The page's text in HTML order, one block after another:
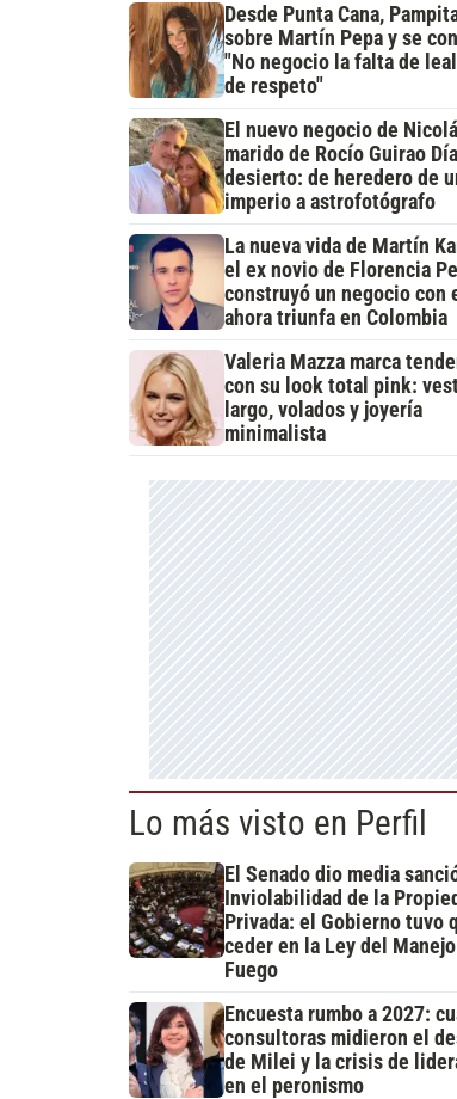
Desde Punta Cana,
sobre Martín Pepa y se
"No negocio la falta de
de respeto"
El nuevo negocio de
marido de Rocío Guirao
desierto: de heredero de
imperio a astrofotógrafo
La nueva vida de Martín
el ex novio de Florencia
construyó un negocio con
ahora triunfa en Colombia
Valeria Mazza marca
con su look total pink:
largo, volados y joyería
minimalista
Lo más visto en Perfil
El Senado dio media
Inviolabilidad de la
Privada: el Gobierno tuvo
ceder en la Ley del Manejo
Fuego
Encuesta rumbo a 2027:
consultoras midieron el
de Milei y la crisis de
en el peronismo